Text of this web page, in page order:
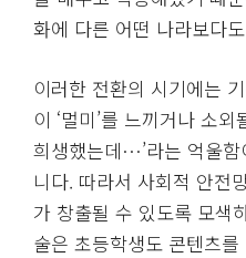
화에 다른 어떤 나라보다
이러한 전환의 시기에는
이 ‘멀미’를 느끼거나 소
희생했는데…’라는 억울
니다. 따라서 사회적 안전
가 창출될 수 있도록 모색
술은 초등학생도 콘텐츠를